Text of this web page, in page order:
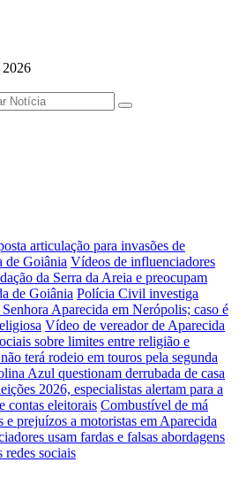
articulação para invasões de
de Goiânia Vídeos de influenciadores
da Serra da Areia e preocupam
de Goiânia Polícia Civil investiga
Aparecida em Nerópolis; caso é
Vídeo de vereador de Aparecida
sobre limites entre religião e
terá rodeio em touros pela segunda
Azul questionam derrubada de casa
2026, especialistas alertam para a
contas eleitorais Combustível de má
e prejuízos a motoristas em Aparecida
usam fardas e falsas abordagens
redes sociais